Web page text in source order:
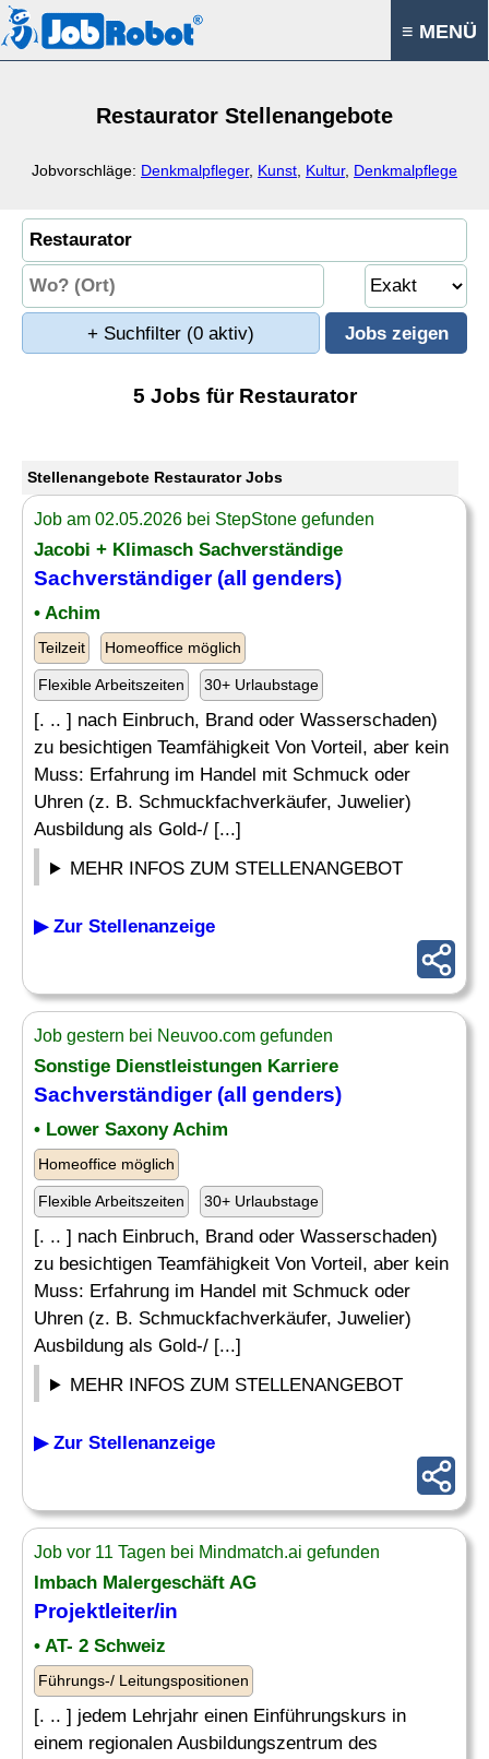
≡ MENÜ
Restaurator Stellenangebote
Jobvorschläge: Denkmalpfleger, Kunst Kultur, Denkmalpflege
+ Suchfilter (0 aktiv)
5 Jobs für Restaurator
Stellenangebote Restaurator Jobs
Job am 02.05.2026 bei StepStone gefunden
Jacobi + Klimasch Sachverständige
Sachverständiger (all genders)
• Achim
Teilzeit Homeoffice möglich
Flexible Arbeitszeiten 30+ Urlaubstage
[. .. ] nach Einbruch, Brand oder Wasserschaden)
zu besichtigen Teamfähigkeit Von Vorteil, aber kein
Muss: Erfahrung im Handel mit Schmuck oder
Uhren (z. B. Schmuckfachverkäufer, Juwelier)
Ausbildung als Gold-/ [...]
MEHR INFOS ZUM STELLENANGEBOT
▶ Zur Stellenanzeige
Job gestern bei Neuvoo.com gefunden
Sonstige Dienstleistungen Karriere
Sachverständiger (all genders)
• Lower Saxony Achim
Homeoffice möglich
Flexible Arbeitszeiten 30+ Urlaubstage
[. .. ] nach Einbruch, Brand oder Wasserschaden)
zu besichtigen Teamfähigkeit Von Vorteil, aber kein
Muss: Erfahrung im Handel mit Schmuck oder
Uhren (z. B. Schmuckfachverkäufer, Juwelier)
Ausbildung als Gold-/ [...]
MEHR INFOS ZUM STELLENANGEBOT
▶ Zur Stellenanzeige
Job vor 11 Tagen bei Mindmatch.ai gefunden
Imbach Malergeschäft AG
Projektleiter/in
• AT- 2 Schweiz
Führungs-/ Leitungspositionen
[. .. ] jedem Lehrjahr einen Einführungskurs in
einem regionalen Ausbildungszentrum des